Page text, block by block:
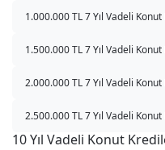
1.000.000 TL 7 Yıl Vadeli
1.500.000 TL 7 Yıl Vadeli
2.000.000 TL 7 Yıl Vadeli
2.500.000 TL 7 Yıl Vadeli
10 Yıl Vadeli Konut